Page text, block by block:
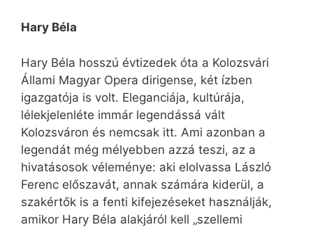
Hary Béla
Hary Béla hosszú évtizedek óta a Kolozsvári
Állami Magyar Opera dirigense, két ízben
igazgatója is volt. Eleganciája, kultúrája,
lélekjelenléte immár legendássá vált
Kolozsváron és nemcsak itt. Ami azonban a
legendát még mélyebben azzá teszi, az a
hivatásosok véleménye: aki elolvassa László
Ferenc előszavát, annak számára kiderül, a
szakértők is a fenti kifejezéseket használják,
amikor Hary Béla alakjáról kell „szellemi